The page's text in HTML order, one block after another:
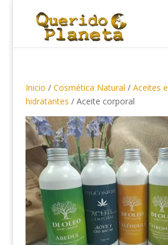
de
productos
Inicio / Cosmética Natural / Aceites e
hidratantes / Aceite corporal